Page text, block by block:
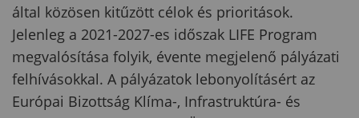
által közösen kitűzött célok és prioritások.
Jelenleg a 2021-2027-es időszak LIFE Program
megvalósítása folyik, évente megjelenő pályázati
felhívásokkal. A pályázatok lebonyolításért az
Európai Bizottság Klíma-, Infrastruktúra- és